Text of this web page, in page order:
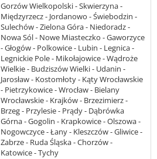
Gorzów Wielkopolski - Skwierzyna -
Międzyrzecz - Jordanowo - Świebodzin -
Sulechów - Zielona Góra - Niedoradz -
Nowa Sól - Nowe Miasteczko - Gaworzyce
- Głogów - Polkowice - Lubin - Legnica -
Legnickie Pole - Mikołajowice - Wądroże
Wielkie - Budziszów Wielki - Udanin -
Jarosław - Kostomłoty - Kąty Wrocławskie
- Pietrzykowice - Wrocław - Bielany
Wrocławskie - Krajków - Brzezimierz -
Brzeg - Przylesie - Prądy - Dąbrówka
Górna - Gogolin - Krapkowice - Olszowa -
Nogowczyce - Łany - Kleszczów - Gliwice -
Zabrze - Ruda Śląska - Chorzów -
Katowice - Tychy